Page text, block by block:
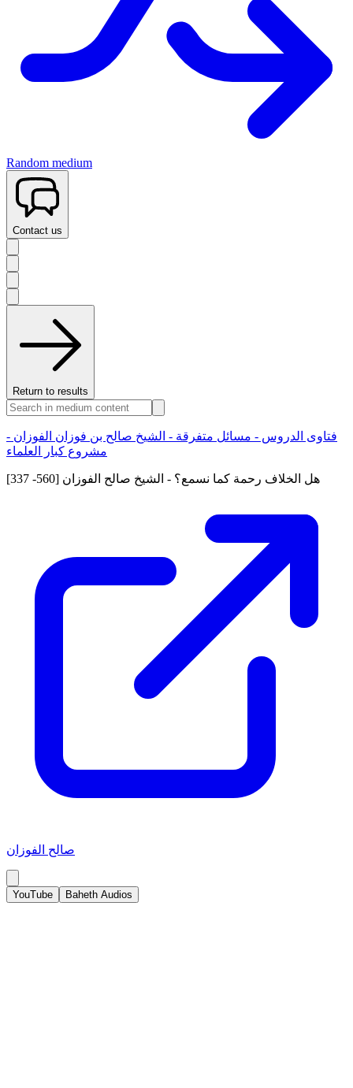
Random medium
Contact us
Return to results
فتاوى الدروس - مسائل متفرقة - الشيخ صالح بن فوزان الفوزان -
مشروع كبار العلماء
[337 -560] هل الخلاف رحمة كما نسمع؟ - الشيخ صالح الفوزان
صالح الفوزان
YouTube Baheth Audios